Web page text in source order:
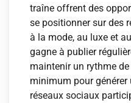
traîne offrent des
se positionner sur des
à la mode, au luxe et
gagne à publier
maintenir un rythme
minimum pour
réseaux sociaux